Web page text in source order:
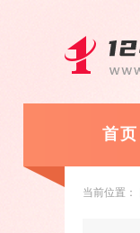
首页
当前位置：